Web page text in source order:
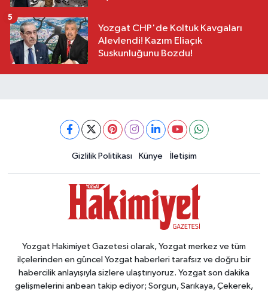
Yozgat CHP'de Koltuk Kavgaları
Alevlendi! Kazım Eliaçık
Suskunluğunu Bozdu!
5
Gizlilik Politikası Künye İletişim
Yozgat Hakimiyet Gazetesi olarak, Yozgat merkez ve tüm
ilçelerinden en güncel Yozgat haberleri tarafsız ve doğru bir
habercilik anlayışıyla sizlere ulaştırıyoruz. Yozgat son dakika
gelişmelerini anbean takip ediyor; Sorgun, Sarıkaya, Çekerek,